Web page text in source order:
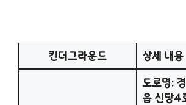
킨더그라운드 상세 내용
도로명:
읍 신당4